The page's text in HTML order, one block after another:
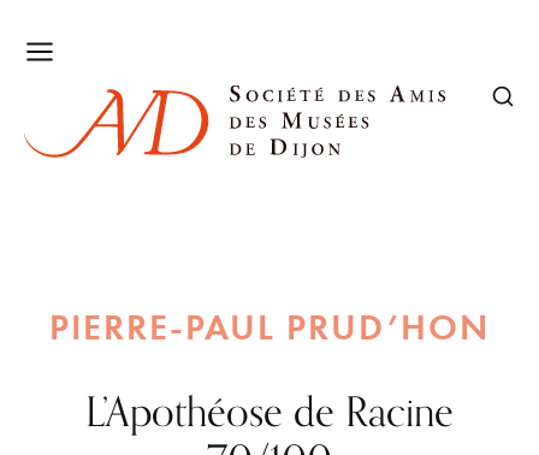
PIERRE-PAUL PRUD’HON
L’Apothéose de Racine